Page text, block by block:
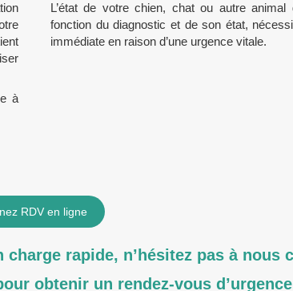
à
L’état de votre chien, chat ou autre
fonction du diagnostic et de son état,
immédiate en raison d’une urgence vitale.
RDV en ligne
rapide, n’hésitez pas à nous
obtenir un rendez-vous